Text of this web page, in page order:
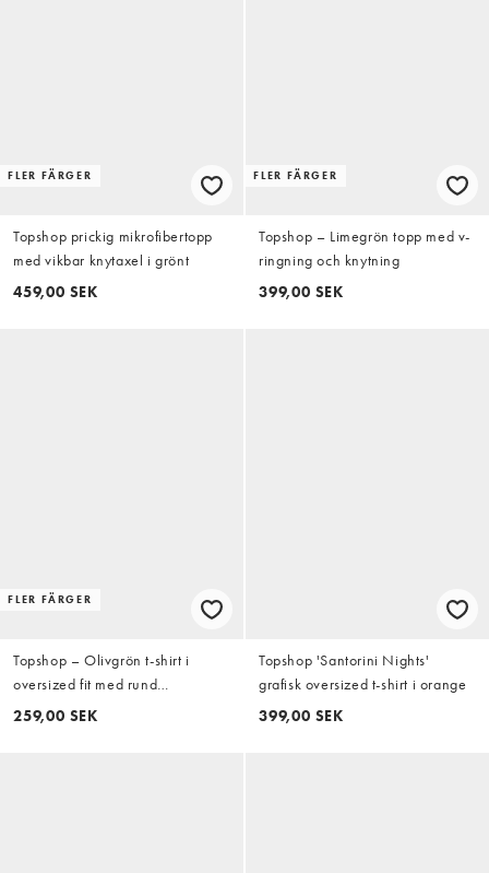
FLER FÄRGER
Topshop prickig mikrofibertopp
med vikbar knytaxel i grönt
459,00 SEK
FLER FÄRGER
Topshop – Limegrön topp med v-
ringning och knytning
399,00 SEK
FLER FÄRGER
Topshop – Olivgrön t-shirt i
oversized fit med rund
halsringning
259,00 SEK
Topshop 'Santorini Nights'
grafisk oversized t-shirt i orange
399,00 SEK